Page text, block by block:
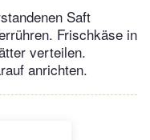
Saft
Frischkäse in
verteilen.
anrichten.